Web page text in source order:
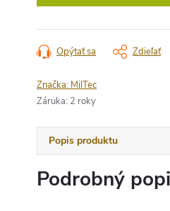
Opýtať sa Zdieľať
Značka: MilTec
Záruka: 2 roky
Popis produktu
Podrobný